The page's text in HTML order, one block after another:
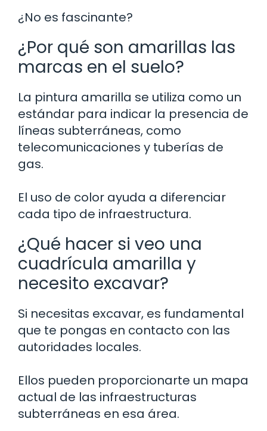
¿No es fascinante?
¿Por qué son amarillas las
marcas en el suelo?
La pintura amarilla se utiliza como un
estándar para indicar la presencia de
líneas subterráneas, como
telecomunicaciones y tuberías de
gas.
El uso de color ayuda a diferenciar
cada tipo de infraestructura.
¿Qué hacer si veo una
cuadrícula amarilla y
necesito excavar?
Si necesitas excavar, es fundamental
que te pongas en contacto con las
autoridades locales.
Ellos pueden proporcionarte un mapa
actual de las infraestructuras
subterráneas en esa área.